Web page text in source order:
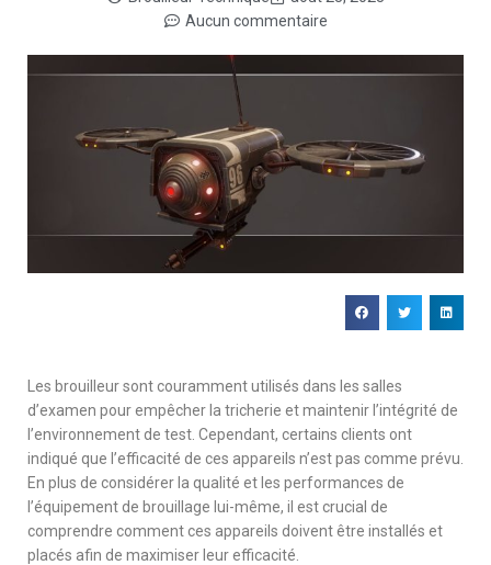
Aucun commentaire
Les brouilleur sont couramment utilisés dans les salles
d’examen pour empêcher la tricherie et maintenir l’intégrité de
l’environnement de test. Cependant, certains clients ont
indiqué que l’efficacité de ces appareils n’est pas comme prévu.
En plus de considérer la qualité et les performances de
l’équipement de brouillage lui-même, il est crucial de
comprendre comment ces appareils doivent être installés et
placés afin de maximiser leur efficacité.